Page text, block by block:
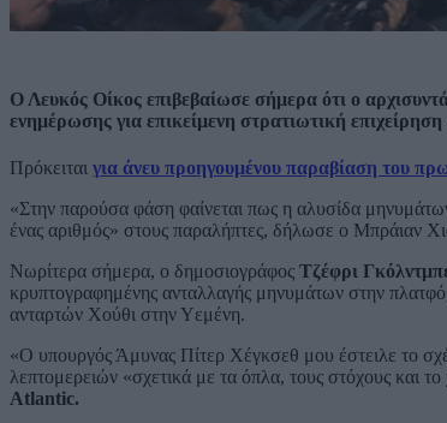
Ο Λευκός Οίκος επιβεβαίωσε σήμερα ότι ο
ενημέρωσης για επικείμενη στρατιωτική
Πρόκειται για άνευ προηγουμένου παραβίαση του
«Στην παρούσα φάση φαίνεται πως η αλυσίδα
ένας αριθμός» στους παραλήπτες, δήλωσε ο Μπράιαν
Νωρίτερα σήμερα, ο δημοσιογράφος Τζέφρι
κρυπτογραφημένης ανταλλαγής μηνυμάτων στην
ανταρτών Χούθι στην Υεμένη.
«Ο υπουργός Άμυνας Πίτερ Χέγκσεθ μου έστειλε το
λεπτομερειών «σχετικά με τα όπλα, τους στόχους και
Atlantic.